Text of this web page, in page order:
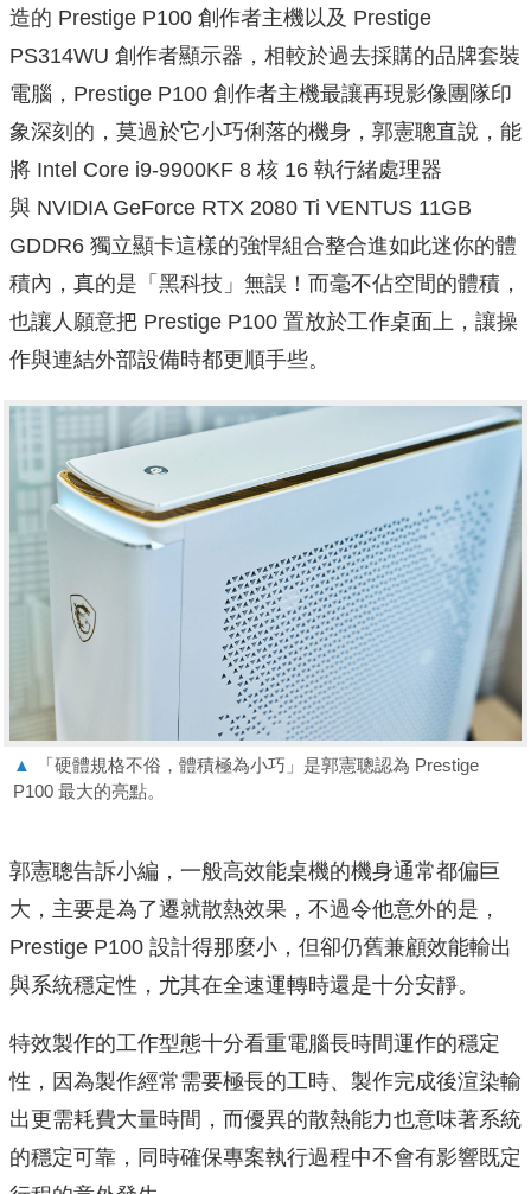
造的 Prestige P100 創作者主機以及 Prestige
PS314WU 創作者顯示器，相較於過去採購的品牌套裝
電腦，Prestige P100 創作者主機最讓再現影像團隊印
象深刻的，莫過於它小巧俐落的機身，郭憲聰直說，能
將 Intel Core i9-9900KF 8 核 16 執行緒處理器
與 NVIDIA GeForce RTX 2080 Ti VENTUS 11GB
GDDR6 獨立顯卡這樣的強悍組合整合進如此迷你的體
積內，真的是「黑科技」無誤！而毫不佔空間的體積，
也讓人願意把 Prestige P100 置放於工作桌面上，讓操
作與連結外部設備時都更順手些。
▲
「硬體規格不俗，體積極為小巧」是郭憲聰認為 Prestige
P100 最大的亮點。
郭憲聰告訴小編，一般高效能桌機的機身通常都偏巨
大，主要是為了遷就散熱效果，不過令他意外的是，
Prestige P100 設計得那麼小，但卻仍舊兼顧效能輸出
與系統穩定性，尤其在全速運轉時還是十分安靜。
特效製作的工作型態十分看重電腦長時間運作的穩定
性，因為製作經常需要極長的工時、製作完成後渲染輸
出更需耗費大量時間，而優異的散熱能力也意味著系統
的穩定可靠，同時確保專案執行過程中不會有影響既定